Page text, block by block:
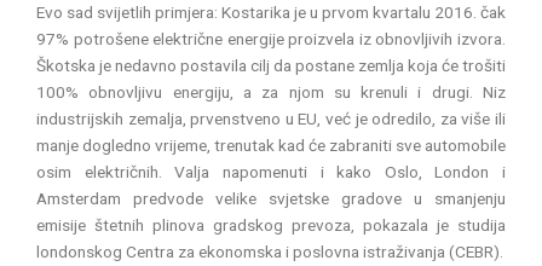
Evo sad svijetlih primjera: Kostarika je u prvom kvartalu 2016. čak
97% potrošene električne energije proizvela iz obnovljivih izvora.
Škotska je nedavno postavila cilj da postane zemlja koja će trošiti
100% obnovljivu energiju, a za njom su krenuli i drugi. Niz
industrijskih zemalja, prvenstveno u EU, već je odredilo, za više ili
manje dogledno vrijeme, trenutak kad će zabraniti sve automobile
osim električnih. Valja napomenuti i kako Oslo, London i
Amsterdam predvode velike svjetske gradove u smanjenju
emisije štetnih plinova gradskog prevoza, pokazala je studija
londonskog Centra za ekonomska i poslovna istraživanja (CEBR).